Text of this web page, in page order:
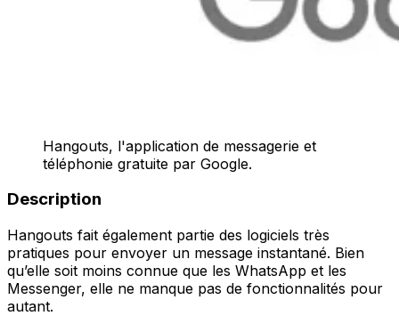
Hangouts, l'application de messagerie et
téléphonie gratuite par Google.
Description
Hangouts fait également partie des logiciels très
pratiques pour envoyer un message instantané. Bien
qu’elle soit moins connue que les WhatsApp et les
Messenger, elle ne manque pas de fonctionnalités pour
autant.